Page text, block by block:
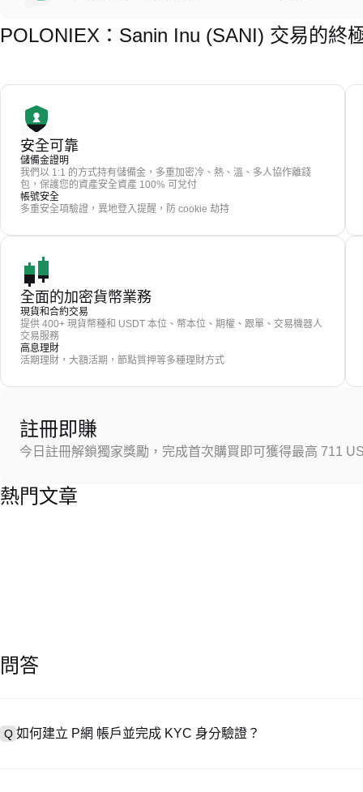
POLONIEX：Sanin Inu (SANI) 交易的終
安全可靠
儲備金證明
我們以 1:1 的方式持有儲備金，多重加密冷、熱、溫、多人協作離錢
包，保護您的資產安全資產 100% 可兌付
帳號安全
多重安全項驗證，異地登入提醒，防 cookie 劫持
全面的加密貨幣業務
現貨和合約交易
提供 400+ 現貨幣種和 USDT 本位、幣本位、期權、跟單、交易機器人
交易服務
高息理財
活期理財，大額活期，節點質押等多種理財方式
註冊即賺
今日註冊解鎖獨家獎勵，完成首次購買即可獲得最高 711
熱門文章
問答
Q 如何建立 P網 帳戶並完成 KYC 身分驗證？